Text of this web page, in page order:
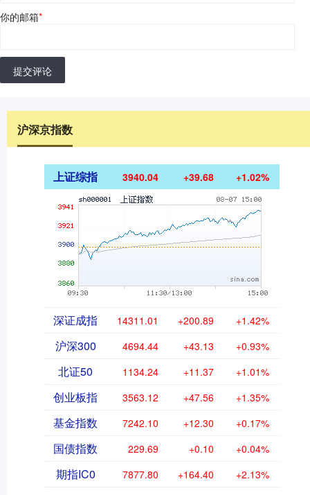
你的邮箱*
提交评论
沪深京指数
上证综指 3940.04 +39.68 +1.02%
深证成指 14311.01 +200.89 +1.42%
沪深300 4694.44 +43.13 +0.93%
北证50 1134.24 +11.37 +1.01%
创业板指 3563.12 +47.56 +1.35%
基金指数 7242.10 +12.30 +0.17%
国债指数 229.69 +0.10 +0.04%
期指IC0 7877.80 +164.40 +2.13%